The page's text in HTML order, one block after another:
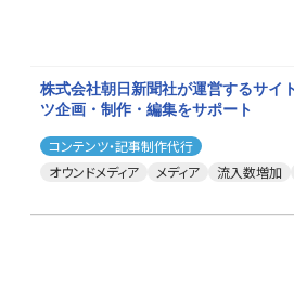
株式会社朝日新聞社が運営するサイ
ツ企画・制作・編集をサポート
コンテンツ・記事制作代行
オウンドメディア
メディア 流入数増加